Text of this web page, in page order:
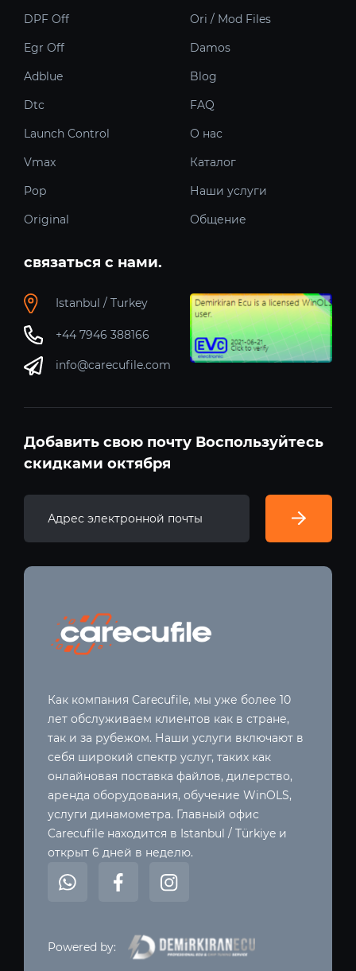
DPF Off
Egr Off
Adblue
Dtc
Launch Control
Vmax
Pop
Original
Ori / Mod Files
Damos
Blog
FAQ
О нас
Каталог
Наши услуги
Общение
связаться с нами.
Istanbul / Turkey
+44 7946 388166
info@carecufile.com
Добавить свою почту Воспользуйтесь
скидками октября
Как компания Carecufile, мы уже более 10
лет обслуживаем клиентов как в стране,
так и за рубежом. Наши услуги включают в
себя широкий спектр услуг, таких как
онлайновая поставка файлов, дилерство,
аренда оборудования, обучение WinOLS,
услуги динамометра. Главный офис
Carecufile находится в Istanbul / Türkiye и
открыт 6 дней в неделю.
Powered by: